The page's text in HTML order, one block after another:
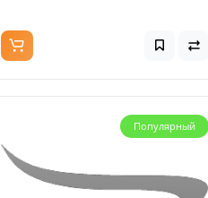
Популярный